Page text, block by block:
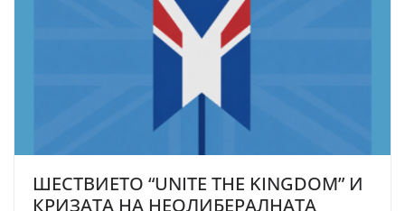
ШЕСТВИЕТО “UNITE THE KINGDOM” И
КРИЗАТА НА НЕОЛИБЕРАЛНАТА